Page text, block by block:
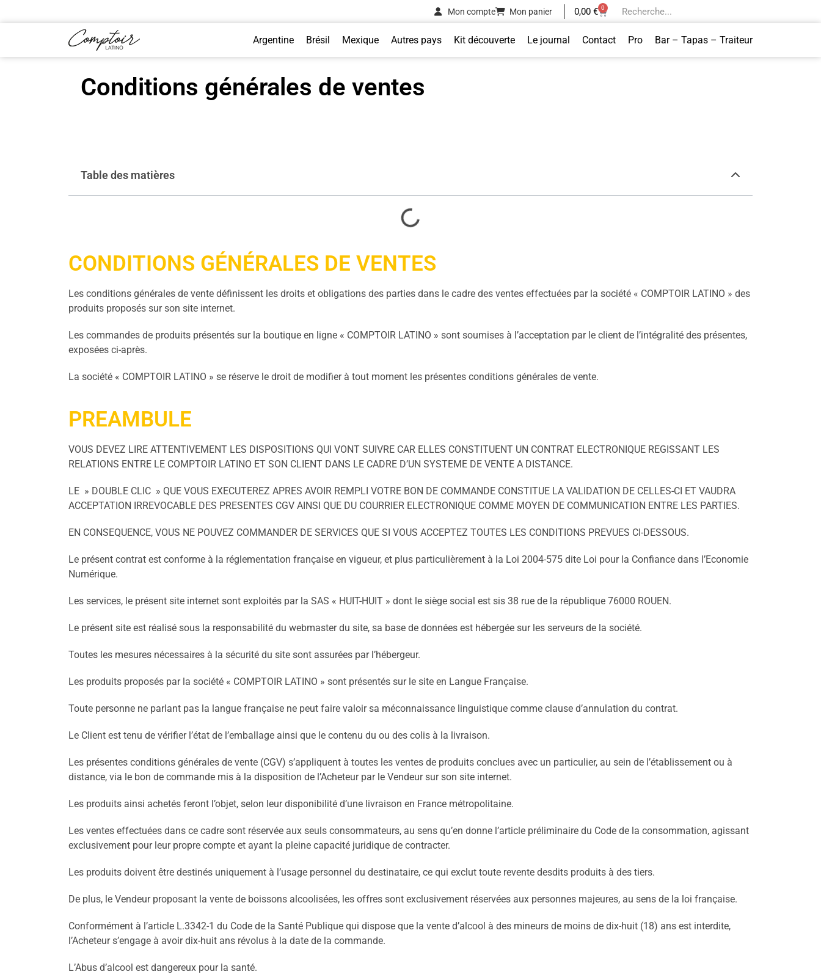
Mon compte Mon panier 0,00 € 0
Argentine Brésil Mexique Autres pays Kit découverte Le journal Contact Pro Bar – Tapas – Traiteur
Conditions générales de ventes
Table des matières
CONDITIONS GÉNÉRALES DE VENTES
Les conditions générales de vente définissent les droits et obligations des parties dans le cadre des ventes effectuées par la société « COMPTOIR LATINO » des
produits proposés sur son site internet.
Les commandes de produits présentés sur la boutique en ligne « COMPTOIR LATINO » sont soumises à l’acceptation par le client de l’intégralité des présentes,
exposées ci-après.
La société « COMPTOIR LATINO » se réserve le droit de modifier à tout moment les présentes conditions générales de vente.
PREAMBULE
VOUS DEVEZ LIRE ATTENTIVEMENT LES DISPOSITIONS QUI VONT SUIVRE CAR ELLES CONSTITUENT UN CONTRAT ELECTRONIQUE REGISSANT LES
RELATIONS ENTRE LE COMPTOIR LATINO ET SON CLIENT DANS LE CADRE D’UN SYSTEME DE VENTE A DISTANCE.
LE » DOUBLE CLIC » QUE VOUS EXECUTEREZ APRES AVOIR REMPLI VOTRE BON DE COMMANDE CONSTITUE LA VALIDATION DE CELLES-CI ET VAUDRA
ACCEPTATION IRREVOCABLE DES PRESENTES CGV AINSI QUE DU COURRIER ELECTRONIQUE COMME MOYEN DE COMMUNICATION ENTRE LES PARTIES.
EN CONSEQUENCE, VOUS NE POUVEZ COMMANDER DE SERVICES QUE SI VOUS ACCEPTEZ TOUTES LES CONDITIONS PREVUES CI-DESSOUS.
Le présent contrat est conforme à la réglementation française en vigueur, et plus particulièrement à la Loi 2004-575 dite Loi pour la Confiance dans l’Economie
Numérique.
Les services, le présent site internet sont exploités par la SAS « HUIT-HUIT » dont le siège social est sis 38 rue de la république 76000 ROUEN.
Le présent site est réalisé sous la responsabilité du webmaster du site, sa base de données est hébergée sur les serveurs de la société.
Toutes les mesures nécessaires à la sécurité du site sont assurées par l’hébergeur.
Les produits proposés par la société « COMPTOIR LATINO » sont présentés sur le site en Langue Française.
Toute personne ne parlant pas la langue française ne peut faire valoir sa méconnaissance linguistique comme clause d’annulation du contrat.
Le Client est tenu de vérifier l’état de l’emballage ainsi que le contenu du ou des colis à la livraison.
Les présentes conditions générales de vente (CGV) s’appliquent à toutes les ventes de produits conclues avec un particulier, au sein de l’établissement ou à
distance, via le bon de commande mis à la disposition de l’Acheteur par le Vendeur sur son site internet.
Les produits ainsi achetés feront l’objet, selon leur disponibilité d’une livraison en France métropolitaine.
Les ventes effectuées dans ce cadre sont réservée aux seuls consommateurs, au sens qu’en donne l’article préliminaire du Code de la consommation, agissant
exclusivement pour leur propre compte et ayant la pleine capacité juridique de contracter.
Les produits doivent être destinés uniquement à l’usage personnel du destinataire, ce qui exclut toute revente desdits produits à des tiers.
De plus, le Vendeur proposant la vente de boissons alcoolisées, les offres sont exclusivement réservées aux personnes majeures, au sens de la loi française.
Conformément à l’article L.3342-1 du Code de la Santé Publique qui dispose que la vente d’alcool à des mineurs de moins de dix-huit (18) ans est interdite,
l’Acheteur s’engage à avoir dix-huit ans révolus à la date de la commande.
L’Abus d’alcool est dangereux pour la santé.